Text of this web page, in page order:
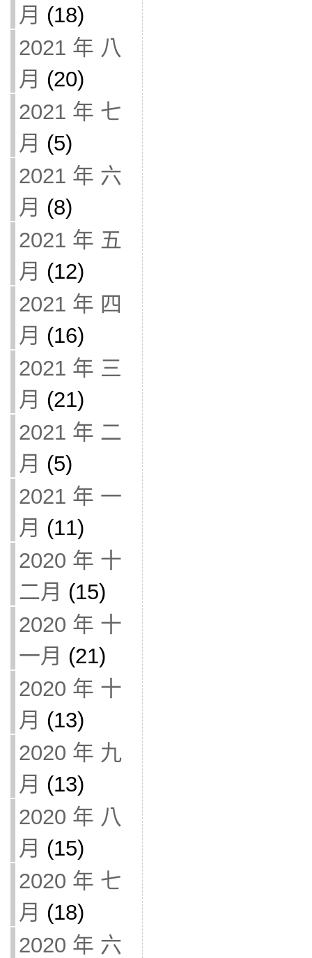
月 (18)
2021 年 八
月 (20)
2021 年 七
月 (5)
2021 年 六
月 (8)
2021 年 五
月 (12)
2021 年 四
月 (16)
2021 年 三
月 (21)
2021 年 二
月 (5)
2021 年 一
月 (11)
2020 年 十
二月 (15)
2020 年 十
一月 (21)
2020 年 十
月 (13)
2020 年 九
月 (13)
2020 年 八
月 (15)
2020 年 七
月 (18)
2020 年 六